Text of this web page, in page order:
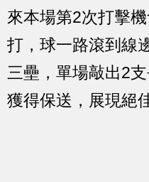
來本場第2次打擊
打，球一路滾到線
三壘，單場敲出2
獲得保送，展現絕